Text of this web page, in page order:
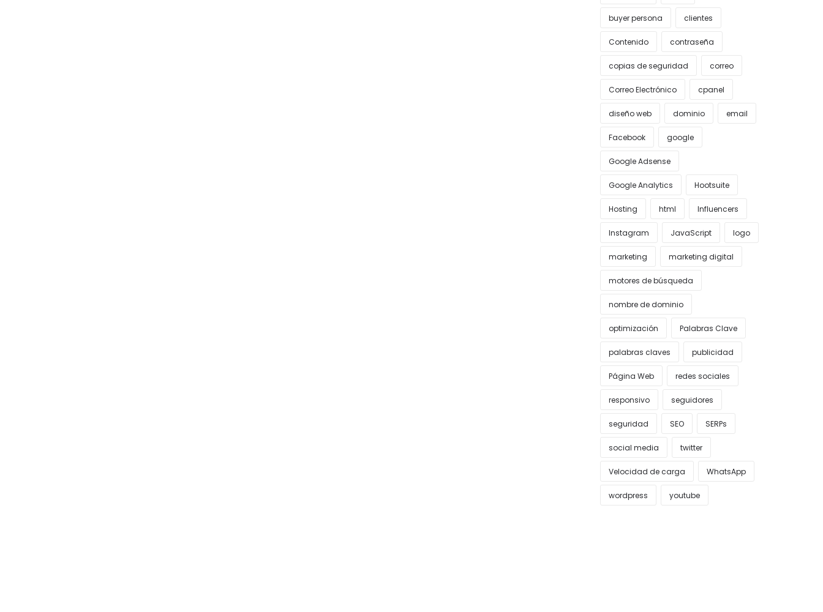
buyer persona clientes
Contenido contraseña
copias de seguridad correo
Correo Electrónico cpanel
diseño web dominio email
Facebook google
Google Adsense
Google Analytics Hootsuite
Hosting html Influencers
Instagram JavaScript logo
marketing marketing digital
motores de búsqueda
nombre de dominio
optimización Palabras Clave
palabras claves publicidad
Página Web redes sociales
responsivo seguidores
seguridad SEO SERPs
social media twitter
Velocidad de carga WhatsApp
wordpress youtube